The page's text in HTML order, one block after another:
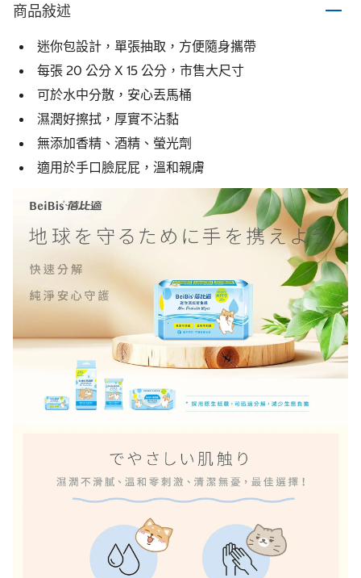
商品敍述
迷你包設計，單張抽取，方便隨身攜帶
每張 20 公分 X 15 公分，市售大尺寸
可於水中分散，安心丟馬桶
濕潤好擦拭，厚實不沾黏
無添加香精、酒精、螢光劑
適用於手口臉屁屁，溫和親膚